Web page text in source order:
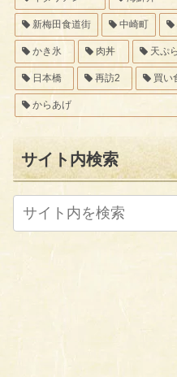
新梅田食道街 中崎町
かき氷 肉丼 天ぷ
日本橋 再訪2 買い
からあげ
サイト内検索